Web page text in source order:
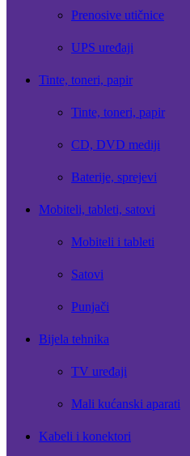
Prenosive utičnice
UPS uređaji
Tinte, toneri, papir
Tinte, toneri, papir
CD, DVD mediji
Baterije, sprejevi
Mobiteli, tableti, satovi
Mobiteli i tableti
Satovi
Punjači
Bijela tehnika
TV uređaji
Mali kućanski aparati
Kabeli i konektori